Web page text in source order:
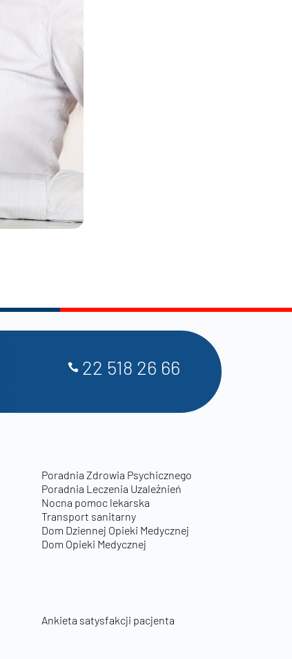
22 518 26 66
Poradnia Zdrowia Psychicznego
Poradnia Leczenia Uzależnień
Nocna pomoc lekarska
Transport sanitarny
Dom Dziennej Opieki Medycznej
Dom Opieki Medycznej
Ankieta satysfakcji pacjenta